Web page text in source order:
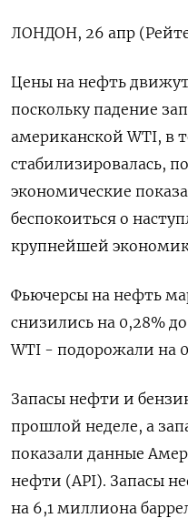
ЛОНДОН, 26 апр
Цены на нефть
поскольку падение
американской WTI, в
стабилизировалась,
экономические
беспокоиться о
крупнейшей
Фьючерсы на нефть
снизились на 0,28%
WTI - подорожали на
Запасы нефти и
прошлой неделе, а
показали данные
нефти (API). Запасы
на 6,1 миллиона